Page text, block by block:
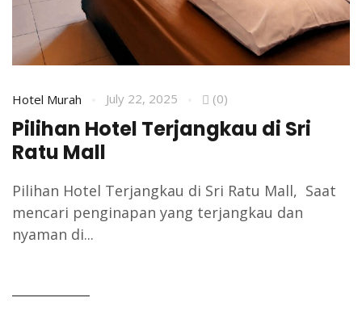
Hotel Murah July 22, 2025 (0)
Pilihan Hotel Terjangkau di Sri
Ratu Mall
Pilihan Hotel Terjangkau di Sri Ratu Mall, Saat
mencari penginapan yang terjangkau dan
nyaman di...